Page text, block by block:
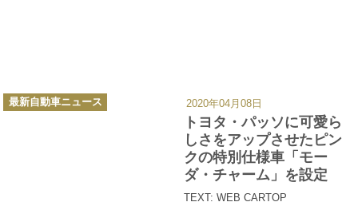
トヨタ・パッソに可愛ら
しさをアップさせたピン
クの特別仕様車「モー
ダ・チャーム」を設定
TEXT: WEB CARTOP
カ
テ
最新自動車ニュース 2020年04月08日